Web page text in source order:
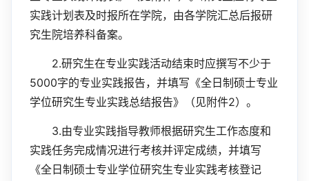
实践计划表及时报所在学院，由各学院汇总后报研
究生院培养科备案。
2.研究生在专业实践活动结束时应撰写不少于
5000字的专业实践报告，并填写《全日制硕士专业
学位研究生专业实践总结报告》（见附件2）。
3.由专业实践指导教师根据研究生工作态度和
实践任务完成情况进行考核并评定成绩，并填写
《全日制硕士专业学位研究生专业实践考核登记